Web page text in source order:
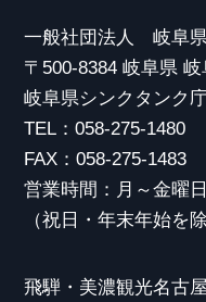
一般社団法人 岐阜
〒500-8384 岐阜県
岐阜県シンクタンク
TEL：058-275-1480
FAX：058-275-1483
営業時間：月～金曜
（祝日・年末年始を除
飛騨・美濃観光名古